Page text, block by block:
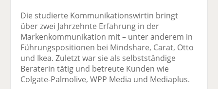
Die studierte Kommunikationswirtin bringt
über zwei Jahrzehnte Erfahrung in der
Markenkommunikation mit – unter anderem in
Führungspositionen bei Mindshare, Carat, Otto
und Ikea. Zuletzt war sie als selbstständige
Beraterin tätig und betreute Kunden wie
Colgate-Palmolive, WPP Media und Mediaplus.